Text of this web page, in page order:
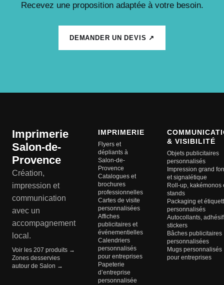
Recevez une proposition adaptée à votre besoin.
DEMANDER UN DEVIS ↗
Imprimerie
Salon-de-
Provence
Création,
impression et
communication
avec un
accompagnement
local.
Voir les 207 produits →
Zones desservies
autour de Salon →
IMPRIMERIE
Flyers et
dépliants à
Salon-de-
Provence
Catalogues et
brochures
professionnelles
Cartes de visite
personnalisées
Affiches
publicitaires et
événementielles
Calendriers
personnalisés
pour entreprises
Papeterie
d’entreprise
personnalisée
& VISIBILITÉ
Objets publicitaires
personnalisés
Impression grand
et signalétique
Roll-up, kakémonos
stands
Packaging et
personnalisés
Autocollants,
stickers
Bâches publicitaires
personnalisées
Mugs personnalisés
pour entreprises